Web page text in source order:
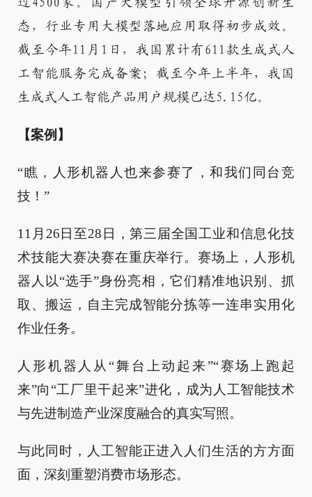
态，行业专用大模型落地应用取得初步成效。
截至今年11月1日，我国累计有611款生成式人
工智能服务完成备案；截至今年上半年，我国
生成式人工智能产品用户规模已达5.15亿。
【案例】
“瞧，人形机器人也来参赛了，和我们同台竞
技！”
11月26日至28日，第三届全国工业和信息化技
术技能大赛决赛在重庆举行。赛场上，人形机
器人以“选手”身份亮相，它们精准地识别、抓
取、搬运，自主完成智能分拣等一连串实用化
作业任务。
人形机器人从“舞台上动起来”“赛场上跑起
来”向“工厂里干起来”进化，成为人工智能技术
与先进制造产业深度融合的真实写照。
与此同时，人工智能正进入人们生活的方方面
面，深刻重塑消费市场形态。